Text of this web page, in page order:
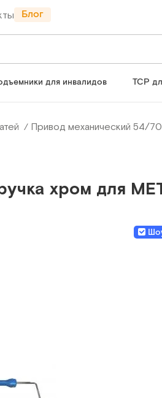
Блог
для инвалидов ТСР
Привод механический 54/
хром для